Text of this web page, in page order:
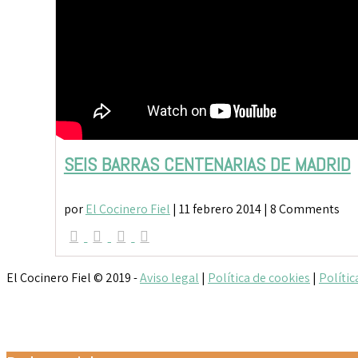
SEIS BARRAS CENTENARIAS DE MADRID
porEl Cocinero Fiel | 11 febrero 2014| 8 Comments
El Cocinero Fiel © 2019 -Aviso legal | Política de cookies |